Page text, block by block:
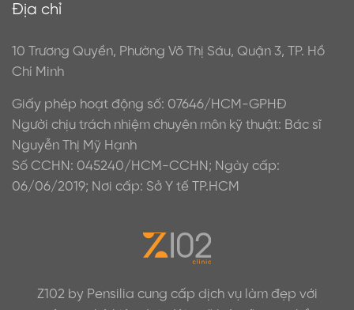
Địa chỉ
10 Trương Quyền, Phường Võ Thị Sáu, Quận 3, TP. Hồ
Chí Minh
Giấy phép hoạt động số: 07646/HCM-GPHĐ
Người chịu trách nhiệm chuyên môn kỹ thuật: Bác sĩ
Nguyễn Thị Mỹ Hạnh
Số CCHN: 045240/HCM-CCHN; Ngày cấp:
06/06/2019; Nơi cấp: Sở Y tế TP.HCM
Z102 by Pensilia cung cấp dịch vụ làm đẹp với